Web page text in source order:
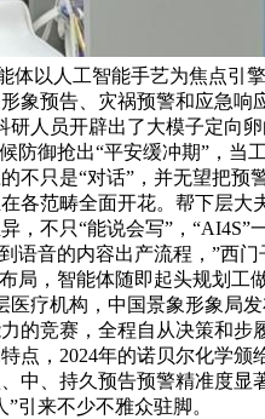
体以人工智能手艺为焦点
象预告、灾祸预警和应急
人员开辟出了大模子定向
防御抢出“平安缓冲期”，
不只是“对话”，并无望把
各范畴全面开花。帮下层
，不只“能说会写”，
语音的内容出产流程，”西
局，智能体随即起头规划
疗机构，中国景象形象局
的竞赛，全程自从决策和
点，2024年的诺贝尔化学
中、持久预告预警精准度显
引来不少不雅众驻脚。